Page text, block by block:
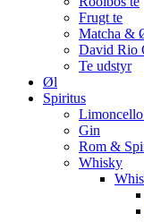
Frugt te
Matcha &
David Rio
Te udstyr
Øl
Spiritus
Gin
Rom &
Whisky